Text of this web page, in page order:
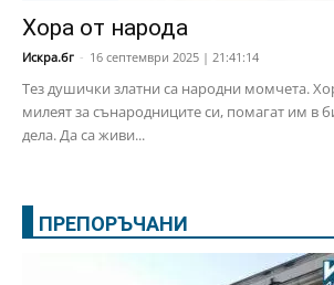
Хора от народа
Искра.бг - 16 септември 2025 | 21:41:14
Тез душички златни са народни момчета.
милеят за сънародниците си, помагат им в
дела. Да са живи...
ПРЕПОРЪЧАНИ